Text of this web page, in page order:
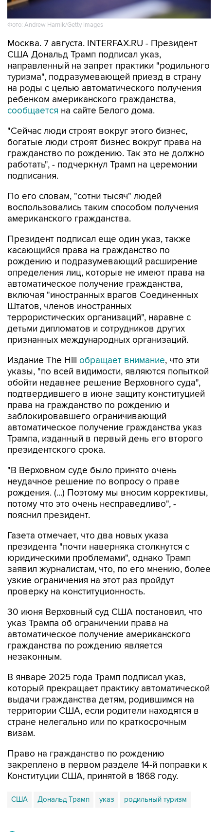
Фото: Andrew Harnik/Getty Images
Москва. 7 августа. INTERFAX.RU - Президент
США Дональд Трамп подписал указ,
направленный на запрет практики "родильного
туризма", подразумевающей приезд в страну
на роды с целью автоматического получения
ребенком американского гражданства,
сообщается на сайте Белого дома.
"Сейчас люди строят вокруг этого бизнес,
богатые люди строят бизнес вокруг права на
гражданство по рождению. Так это не должно
работать", - подчеркнул Трамп на церемонии
подписания.
По его словам, "сотни тысяч" людей
воспользовались таким способом получения
американского гражданства.
Президент подписал еще один указ, также
касающийся права на гражданство по
рождению и подразумевающий расширение
определения лиц, которые не имеют права на
автоматическое получение гражданства,
включая "иностранных врагов Соединенных
Штатов, членов иностранных
террористических организаций", наравне с
детьми дипломатов и сотрудников других
признанных международных организаций.
Издание The Hill обращает внимание, что эти
указы, "по всей видимости, являются попыткой
обойти недавнее решение Верховного суда",
подтвердившего в июне защиту конституцией
права на гражданство по рождению и
заблокировавшего ограничивающий
автоматическое получение гражданства указ
Трампа, изданный в первый день его второго
президентского срока.
"В Верховном суде было принято очень
неудачное решение по вопросу о праве
рождения. (...) Поэтому мы вносим коррективы,
потому что это очень несправедливо", -
пояснил президент.
Газета отмечает, что два новых указа
президента "почти наверняка столкнутся с
юридическими проблемами", однако Трамп
заявил журналистам, что, по его мнению, более
узкие ограничения на этот раз пройдут
проверку на конституционность.
30 июня Верховный суд США постановил, что
указ Трампа об ограничении права на
автоматическое получение американского
гражданства по рождению является
незаконным.
В январе 2025 года Трамп подписал указ,
который прекращает практику автоматической
выдачи гражданства детям, родившимся на
территории США, если родители находятся в
стране нелегально или по краткосрочным
визам.
Право на гражданство по рождению
закреплено в первом разделе 14-й поправки к
Конституции США, принятой в 1868 году.
США Дональд Трамп указ родильный туризм